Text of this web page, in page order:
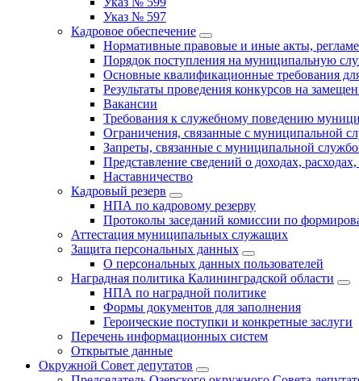
Указ № 597
Кадровое обеспечение
Нормативные правовые и иные акты,
Порядок поступления на муниципальную
Основные квалификационные требования
Результаты проведения конкурсов на
Вакансии
Требования к служебному поведению
Ограничения, связанные с муниципальной
Запреты, связанные с муниципальной
Представление сведений о доходах,
Наставничество
Кадровый резерв
НПА по кадровому резерву
Протоколы заседаний комиссии по
Аттестация муниципальных служащих
Защита персональных данных
О персональных данных пользователей
Наградная политика Калининградской области
НПА по наградной политике
Формы документов для заполнения
Героические поступки и конкретные заслуги
Перечень информационных систем
Открытые данные
Окружной Совет депутатов